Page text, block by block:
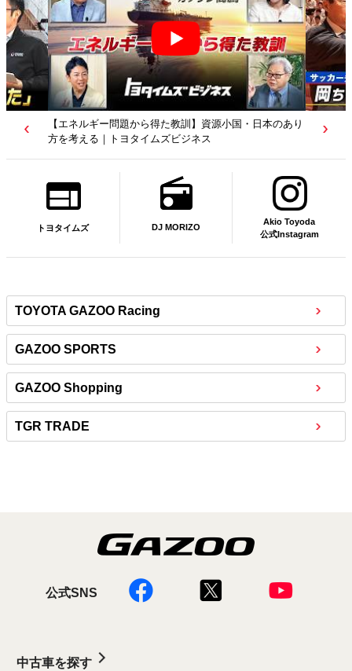
【若者たちへ】岡田武史さんが“特別授業”で語ったこと
｜サッカー日本代表元監督｜トヨタイムズニュース
トヨタイムズ DJ MORIZO
Akio Toyoda
公式Instagram
TOYOTA GAZOO Racing
GAZOO SPORTS
GAZOO Shopping
TGR TRADE
公式SNS
中古車を探す